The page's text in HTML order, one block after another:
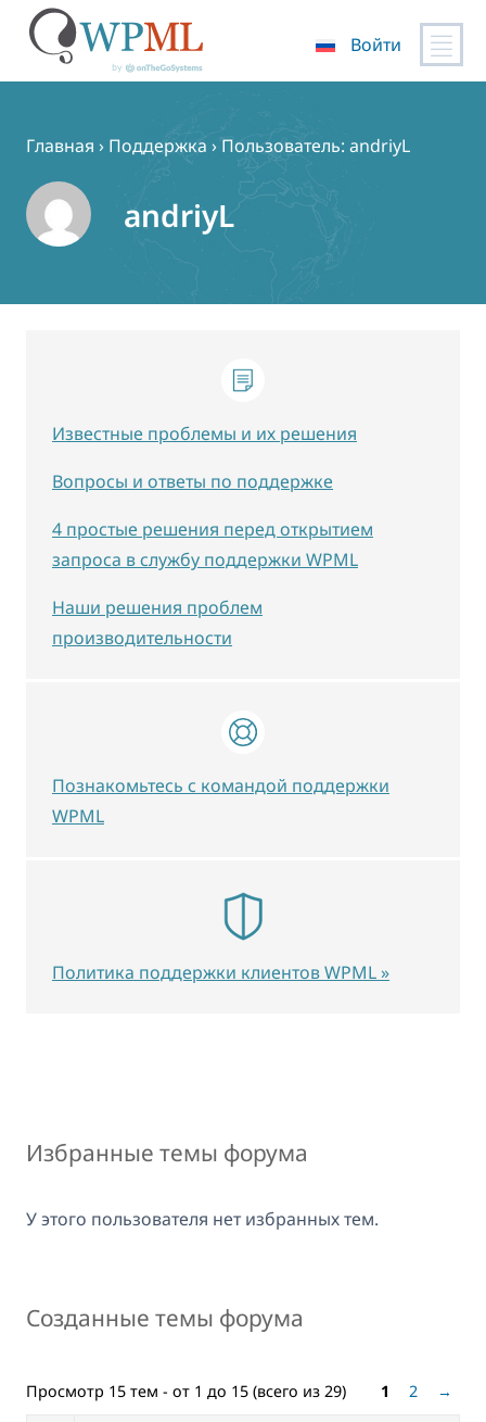
содержимому
Войти
Главная › Поддержка › Пользователь: andriyL
andriyL
Избранные темы форума
У этого пользователя нет избранных тем.
Созданные темы форума
Просмотр 15 тем - от 1 до 15 (всего из 29) 1 2 →
Известные проблемы и их решения
Вопросы и ответы по поддержке
4 простые решения перед открытием
запроса в службу поддержки WPML
Наши решения проблем
производительности
Познакомьтесь с командой поддержки
WPML
Политика поддержки клиентов WPML »